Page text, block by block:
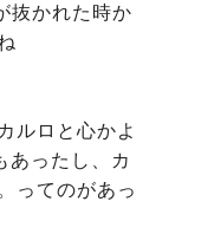
抜かれた時か
ルロと心かよ
あったし、カ
ってのがあっ